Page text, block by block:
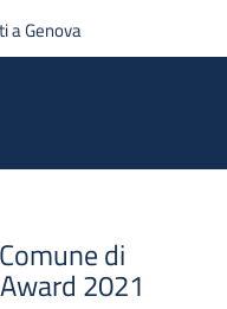
a Genova
di
2021